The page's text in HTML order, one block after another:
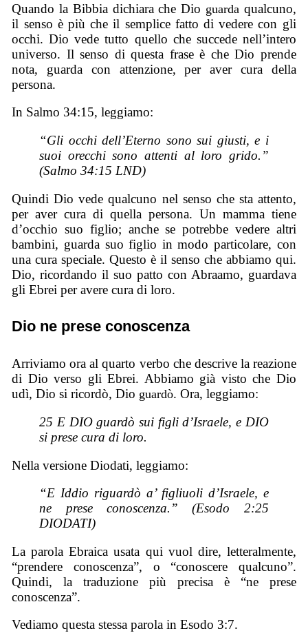
Quando la Bibbia dichiara che Dio guarda qualcuno,
il senso è più che il semplice fatto di vedere con gli
occhi. Dio vede tutto quello che succede nell’intero
universo. Il senso di questa frase è che Dio prende
nota, guarda con attenzione, per aver cura della
persona.
In Salmo 34:15, leggiamo:
“Gli occhi dell’Eterno sono sui giusti, e i
suoi orecchi sono attenti al loro grido.”
(Salmo 34:15 LND)
Quindi Dio vede qualcuno nel senso che sta attento,
per aver cura di quella persona. Un mamma tiene
d’occhio suo figlio; anche se potrebbe vedere altri
bambini, guarda suo figlio in modo particolare, con
una cura speciale. Questo è il senso che abbiamo qui.
Dio, ricordando il suo patto con Abraamo, guardava
gli Ebrei per avere cura di loro.
Dio ne prese conoscenza
Arriviamo ora al quarto verbo che descrive la reazione
di Dio verso gli Ebrei. Abbiamo già visto che Dio
udì, Dio si ricordò, Dio guardò. Ora, leggiamo:
25 E DIO guardò sui figli d’Israele, e DIO
si prese cura di loro.
Nella versione Diodati, leggiamo:
“E Iddio riguardò a’ figliuoli d’Israele, e
ne prese conoscenza.” (Esodo 2:25
DIODATI)
La parola Ebraica usata qui vuol dire, letteralmente,
“prendere conoscenza”, o “conoscere qualcuno”.
Quindi, la traduzione più precisa è “ne prese
conoscenza”.
Vediamo questa stessa parola in Esodo 3:7.